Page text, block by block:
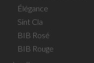
Élégance
Sint Cla
BIB Rosé
BIB Rouge